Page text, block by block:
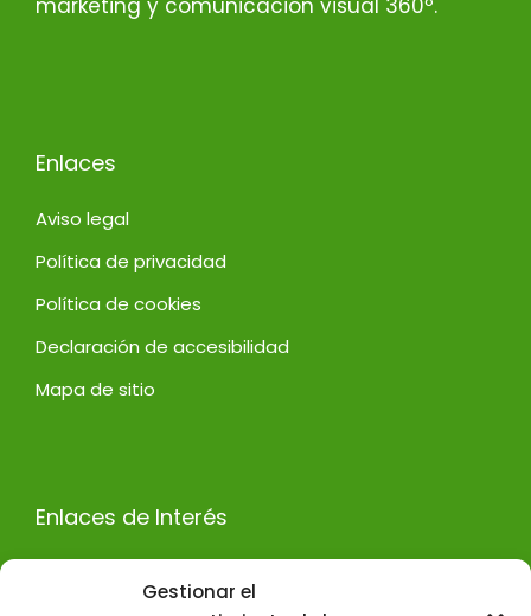
Gestionar el
marketing y comunicación visual 360º.
Enlaces
Aviso legal
Política de privacidad
Política de cookies
Declaración de accesibilidad
Mapa de sitio
Enlaces de Interés